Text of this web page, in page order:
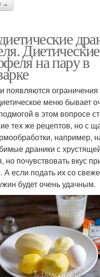
→
на пару в
появляются
меню бывает
в этом вопросе
тех же рецептов, но с
например,
драники с
но почувствовать вкус
А если подать их со
будет очень удачным.